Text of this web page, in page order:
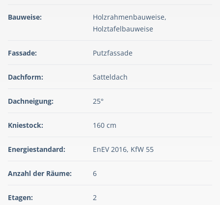
Bauweise:
Holzrahmenbauweise,
Holztafelbauweise
Fassade: Putzfassade
Dachform: Satteldach
Dachneigung: 25°
Kniestock: 160 cm
Energiestandard: EnEV 2016, KfW 55
Anzahl der Räume: 6
Etagen: 2